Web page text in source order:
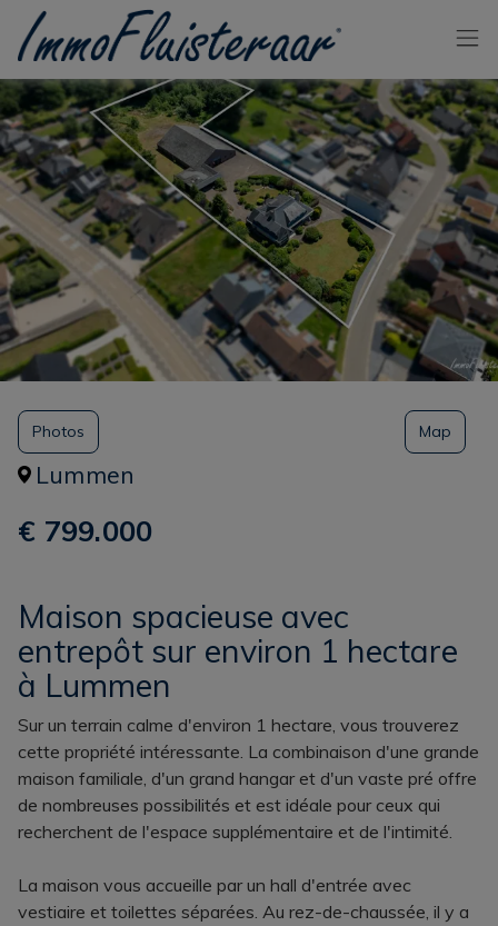
Passer le menu et aller au contenu
Maison spacieuse avec
entrepôt sur environ 1 hectare
à Lummen
Lummen
€ 799.000
Photos Map
Sur un terrain calme d'environ 1 hectare, vous trouverez
cette propriété intéressante. La combinaison d'une grande
maison familiale, d'un grand hangar et d'un vaste pré offre
de nombreuses possibilités et est idéale pour ceux qui
recherchent de l'espace supplémentaire et de l'intimité.
La maison vous accueille par un hall d'entrée avec
vestiaire et toilettes séparées. Au rez-de-chaussée, il y a